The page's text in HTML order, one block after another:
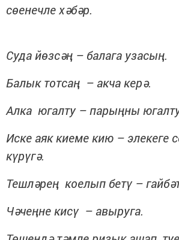
сөенечле хәбәр.
Суда йөзсәң – балага узасың.
Балык тотсаң – акча керә.
Алка югалту – парыңны
Иске аяк киеме кию – элекеге
күрүгә.
Тешләрең коелып бетү –
Чәчеңне кисү – авыруга.